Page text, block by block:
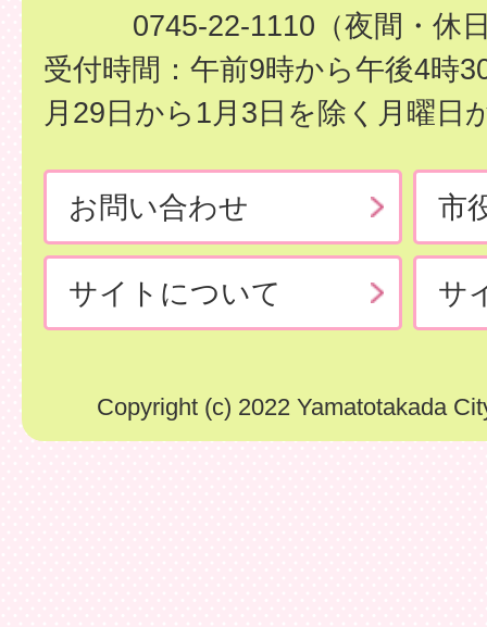
0745-22-1110（夜間・休
受付時間：午前9時から午後4時
月29日から1月3日を除く月曜日
お問い合わせ 市
サイトについて サ
Copyright (c) 2022 Yamatotakada